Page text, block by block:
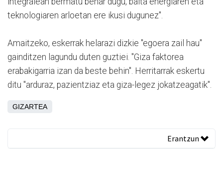
teknologiaren arloetan ere ikusi dugunez".
Amaitzeko, eskerrak helarazi dizkie "egoera zail hau"
gainditzen lagundu duten guztiei. "Giza faktorea
erabakigarria izan da beste behin". Herritarrak eskertu
ditu "arduraz, pazientziaz eta giza-legez jokatzeagatik".
GIZARTEA
Erantzun